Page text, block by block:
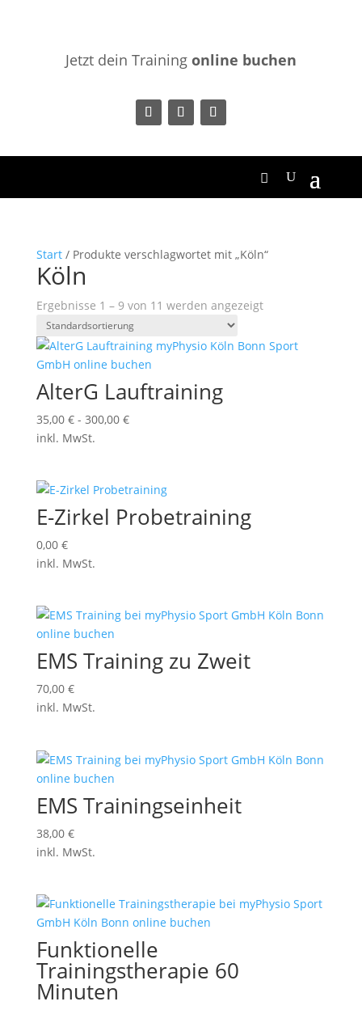
Jetzt dein Training online buchen
Start/ Produkte verschlagwortet mit „Köln“
Köln
Ergebnisse 1 – 9 von 11 werden angezeigt
AlterG Lauftraining
35,00 €- 300,00 €
inkl. MwSt.
E-Zirkel Probetraining
0,00 €
inkl. MwSt.
EMS Training zu Zweit
70,00 €
inkl. MwSt.
EMS Trainingseinheit
38,00 €
inkl. MwSt.
Funktionelle
Trainingstherapie 60
Minuten